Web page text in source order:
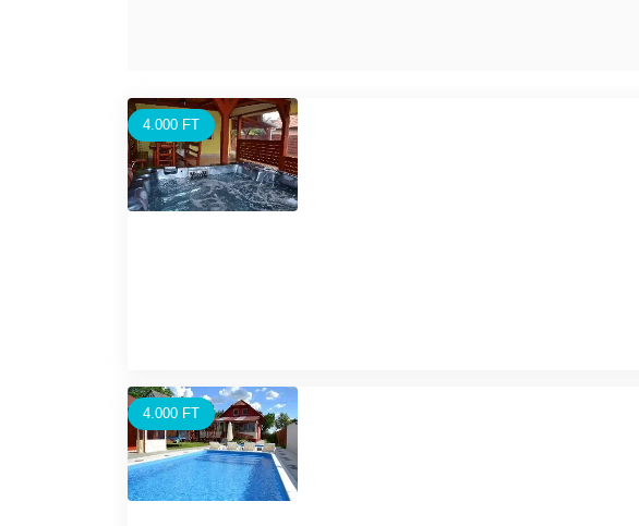
4.000 FT
4.000 FT